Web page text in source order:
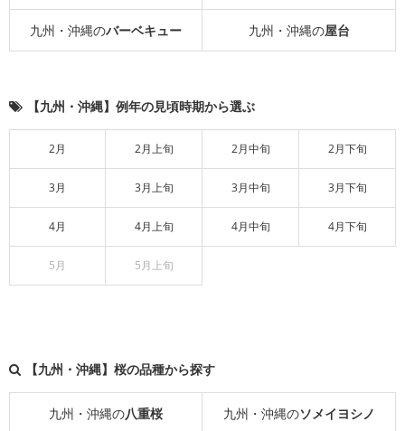
九州・沖縄のバーベキュー 九州・沖縄の屋台
【九州・沖縄】例年の見頃時期から選ぶ
2月 2月上旬 2月中旬 2月下旬
3月 3月上旬 3月中旬 3月下旬
4月 4月上旬 4月中旬 4月下旬
5月 5月上旬
【九州・沖縄】桜の品種から探す
九州・沖縄の八重桜 九州・沖縄のソメイヨシノ